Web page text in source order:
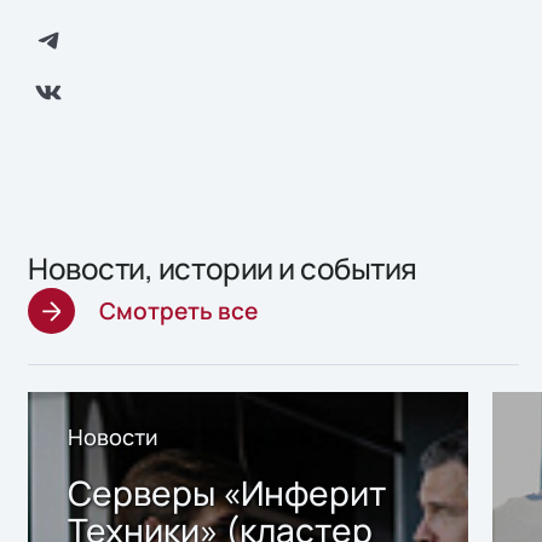
Новости, истории и события
Смотреть все
Новости
Серверы «Инферит
Техники» (кластер